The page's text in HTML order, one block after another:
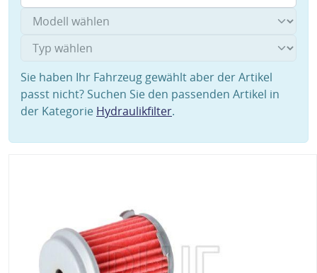
Sie haben Ihr Fahrzeug gewählt aber der Artikel
passt nicht? Suchen Sie den passenden Artikel in
der Kategorie Hydraulikfilter.